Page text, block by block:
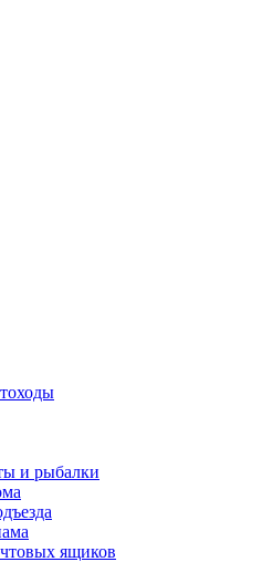
и рыбалки
ящиков